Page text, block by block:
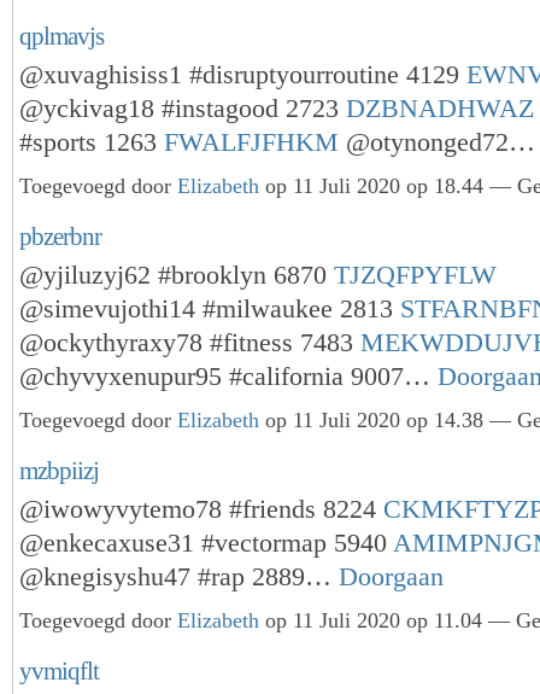
qplmavjs
@xuvaghisiss1 #disruptyourroutine 4129
@yckivag18 #instagood 2723 DZBNADHWAZ
#sports 1263 FWALFJFHKM
Toegevoegd door Elizabeth op 11 Juli 2020 op 18.44 —
pbzerbnr
@yjiluzyj62 #brooklyn 6870 TJZQFPYFLW
@simevujothi14 #milwaukee 2813
@ockythyraxy78 #fitness 7483
@chyvyxenupur95 #california 9007…
Toegevoegd door Elizabeth op 11 Juli 2020 op 14.38 —
mzbpiizj
@iwowyvytemo78 #friends 8224
@enkecaxuse31 #vectormap 5940
@knegisyshu47 #rap 2889… Doorgaan
Toegevoegd door Elizabeth op 11 Juli 2020 op 11.04 —
yvmiqflt